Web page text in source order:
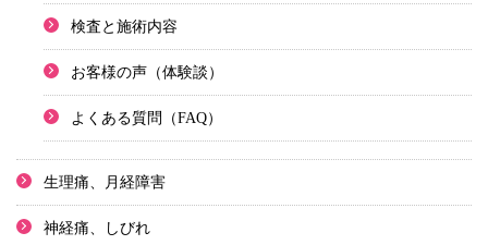
検査と施術内容
お客様の声（体験談）
よくある質問（FAQ）
生理痛、月経障害
神経痛、しびれ